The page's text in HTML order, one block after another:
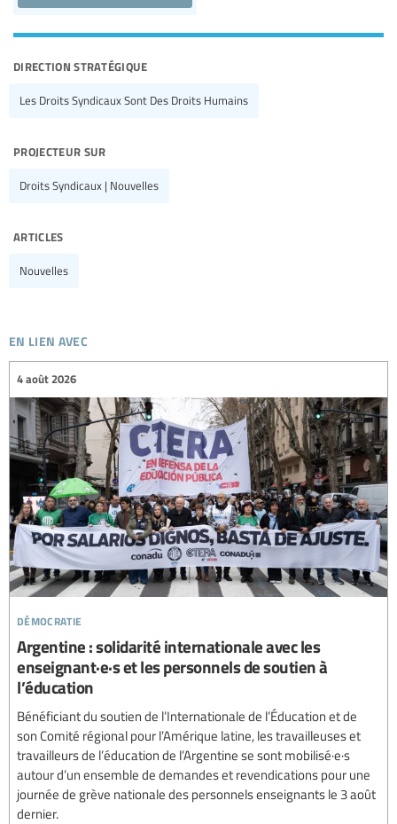
direction stratégique
Les Droits Syndicaux Sont Des Droits Humains
projecteur sur
Droits Syndicaux | Nouvelles
articles
Nouvelles
en lien avec
démocratie
4 août 2026
Argentine : solidarité internationale avec les
enseignant·e·s et les personnels de soutien à
l’éducation
Bénéficiant du soutien de l’Internationale de l’Éducation et de
son Comité régional pour l’Amérique latine, les travailleuses et
travailleurs de l’éducation de l’Argentine se sont mobilisé·e·s
autour d’un ensemble de demandes et revendications pour une
journée de grève nationale des personnels enseignants le 3 août
dernier.